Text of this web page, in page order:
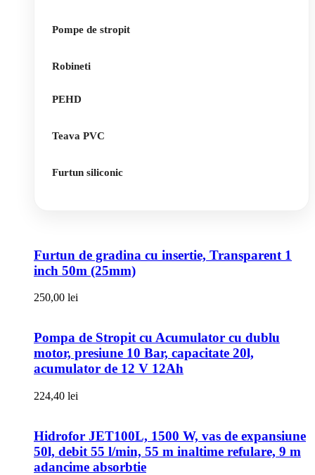
Pompe de stropit
Robineti
PEHD
Teava PVC
Furtun siliconic
Furtun de gradina cu insertie, Transparent 1
inch 50m (25mm)
250,00 lei
Pompa de Stropit cu Acumulator cu dublu
motor, presiune 10 Bar, capacitate 20l,
acumulator de 12 V 12Ah
224,40 lei
Hidrofor JET100L, 1500 W, vas de expansiune
50l, debit 55 l/min, 55 m inaltime refulare, 9 m
adancime absorbtie